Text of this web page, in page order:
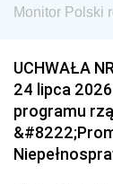
Monitor Polski
UCHWAŁA
24 lipca
programu